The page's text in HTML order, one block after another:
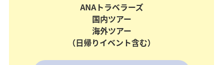
ANAトラベラーズ
国内ツアー
海外ツアー
（日帰りイベント含む）